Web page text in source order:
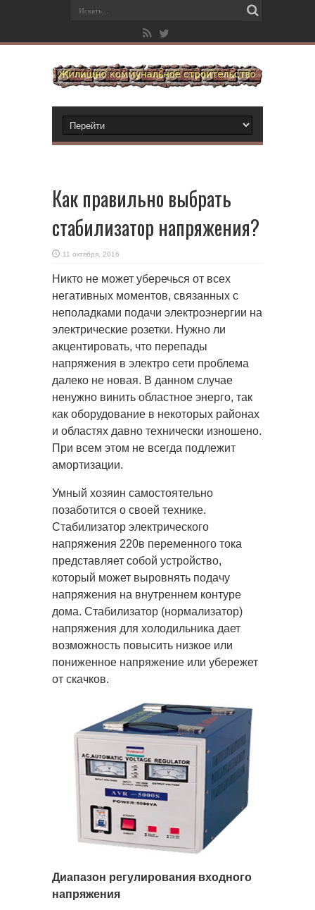
Как правильно выбрать
стабилизатор напряжения?
11 октября, 2016
Никто не может уберечься от всех
негативных моментов, связанных с
неполадками подачи электроэнергии на
электрические розетки. Нужно ли
акцентировать, что перепады
напряжения в электро сети проблема
далеко не новая. В данном случае
ненужно винить областное энерго, так
как оборудование в некоторых районах
и областях давно технически изношено.
При всем этом не всегда подлежит
амортизации.
Умный хозяин самостоятельно
позаботится о своей технике.
Стабилизатор электрического
напряжения 220в переменного тока
представляет собой устройство,
который может выровнять подачу
напряжения на внутреннем контуре
дома. Стабилизатор (нормализатор)
напряжения для холодильника дает
возможность повысить низкое или
пониженное напряжение или убережет
от скачков.
Диапазон регулирования входного
напряжения